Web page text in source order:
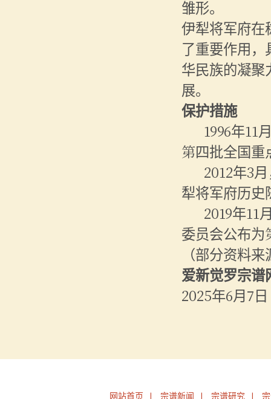
雏形。
伊犁将军府在
了重要作用，
华民族的凝聚
展。
保护措施
1996年11
第四批全国重
2012年3
犁将军府历史
2019年11
委员会公布为
（部分资料
爱新觉罗宗谱
2025年6月7日
网站首页 宗谱新闻 宗谱研究